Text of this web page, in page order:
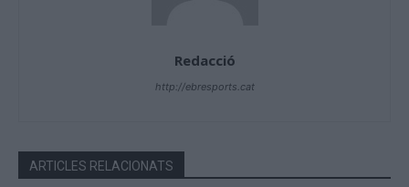
Redacció
http://ebresports.cat
ARTICLES RELACIONATS